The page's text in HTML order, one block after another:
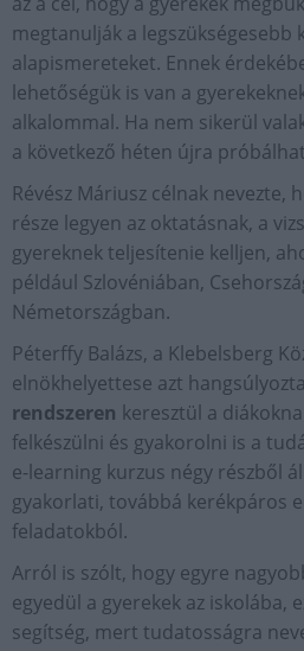
megtanulják a legszükségesebb
alapismereteket. Ennek
lehetőségük is van a
alkalommal. Ha nem sikerül
a következő héten újra
Révész Máriusz célnak nevezte,
része legyen az oktatásnak, a
gyereknek teljesítenie kelljen,
például Szlovéniában,
Németországban.
Péterffy Balázs, a Klebelsberg
elnökhelyettese azt
rendszeren keresztül a
felkészülni és gyakorolni is a
e-learning kurzus négy részből
gyakorlati, továbbá kerékpáros
feladatokból.
Arról is szólt, hogy egyre
egyedül a gyerekek az iskolába,
segítség, mert tudatosságra